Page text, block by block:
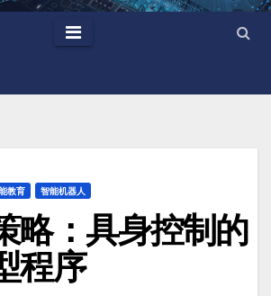
教育 智能机器人
略：具身控制的
程序